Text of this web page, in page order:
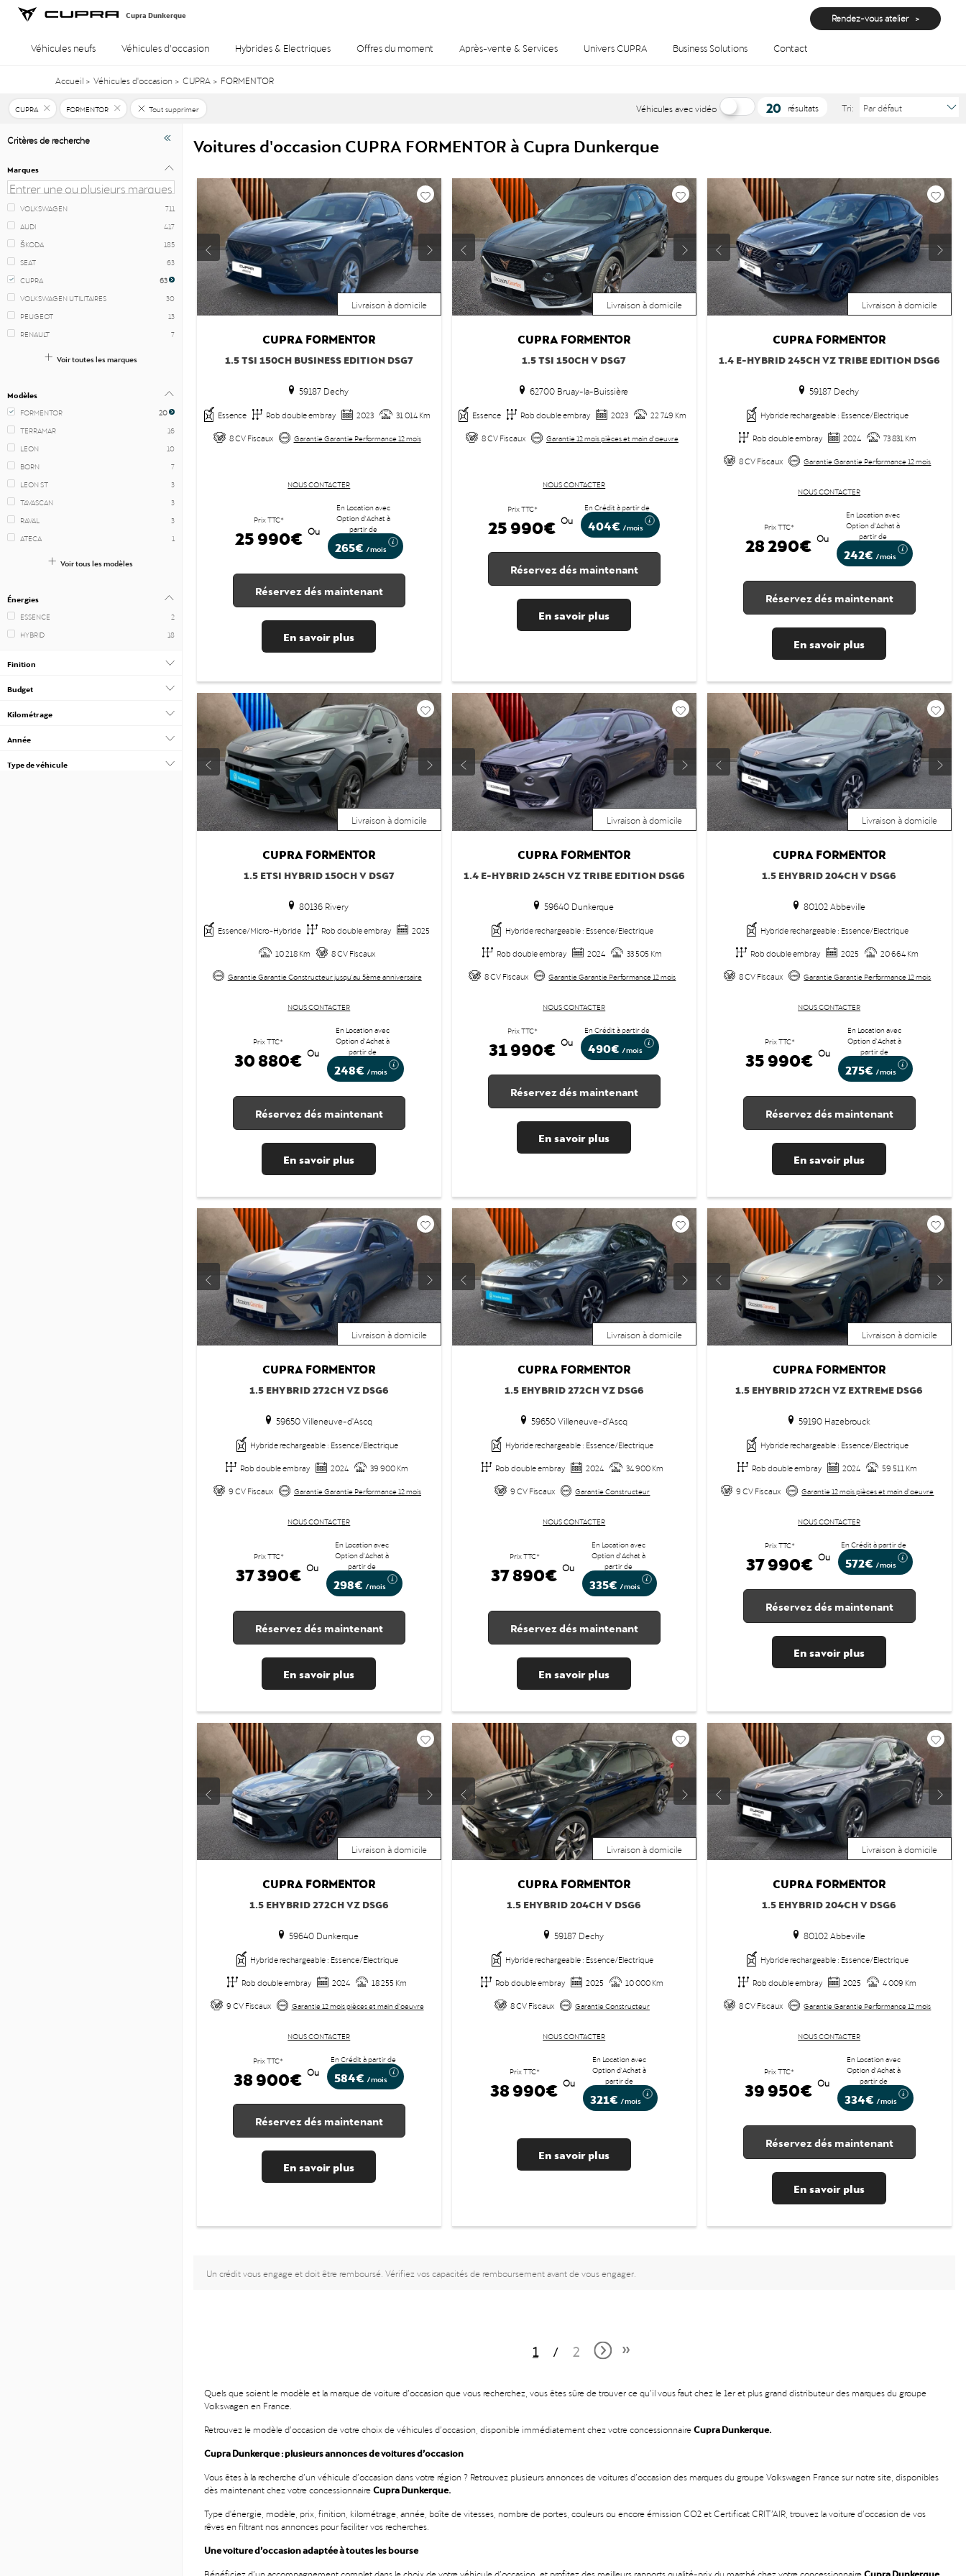
Cupra Dunkerque Rendez-vous atelier
Véhicules neufs Véhicules d’occasion Hybrides & Electriques Offres du moment Après-vente & Services Univers CUPRA Business Solutions Contact
Accueil > Véhicules d'occasion > CUPRA > FORMENTOR
CUPRA FORMENTOR Tout supprimer Tri: Par défaut
Véhicules avec vidéo 20 résultats
Critères de recherche
Marques
VOLKSWAGEN
711
AUDI
417
ŠKODA
185
SEAT
63
CUPRA
63
VOLKSWAGEN UTILITAIRES
30
PEUGEOT
13
RENAULT
7
Voir toutes les marques
Modèles
FORMENTOR
20
TERRAMAR
16
LEON
10
BORN
7
LEON ST
3
TAVASCAN
3
RAVAL
3
ATECA
1
Voir tous les modèles
Énergies
ESSENCE
2
HYBRID
18
Finition
Budget
Kilométrage
Année
Type de véhicule
Voitures d'occasion CUPRA FORMENTOR à Cupra Dunkerque
Livraison à domicile
CUPRA FORMENTOR
1.5 TSI 150CH BUSINESS EDITION DSG7
59187 Dechy
Essence Rob double embray 2023
31 014 Km
8 CV Fiscaux
Garantie Garantie Performance 12 mois
NOUS CONTACTER
Prix TTC*
25 990€ Ou
En Location avec
Option d'Achat à
partir de
265€ /mois
Réservez dés maintenant
En savoir plus
Livraison à domicile
CUPRA FORMENTOR
1.5 TSI 150CH V DSG7
62700 Bruay-la-Buissière
Essence Rob double embray 2023
22 749 Km
8 CV Fiscaux
Garantie 12 mois pièces et main d'oeuvre
NOUS CONTACTER
Prix TTC*
25 990€ Ou
En Crédit à partir de
404€ /mois
Réservez dés maintenant
En savoir plus
Livraison à domicile
CUPRA FORMENTOR
1.4 E-HYBRID 245CH VZ TRIBE EDITION DSG6
59187 Dechy
Hybride rechargeable : Essence/Electrique
Rob double embray
2024
73 831 Km
8 CV Fiscaux
Garantie Garantie Performance 12 mois
NOUS CONTACTER
Prix TTC*
28 290€ Ou
En Location avec
Option d'Achat à
partir de
242€ /mois
Réservez dés maintenant
En savoir plus
Livraison à domicile
CUPRA FORMENTOR
1.5 ETSI HYBRID 150CH V DSG7
80136 Rivery
Essence/Micro-Hybride Rob double embray
2025
10 218 Km
8 CV Fiscaux
Garantie Garantie Constructeur jusqu'au 5ème anniversaire
NOUS CONTACTER
Prix TTC*
30 880€ Ou
En Location avec
Option d'Achat à
partir de
248€ /mois
Réservez dés maintenant
En savoir plus
Livraison à domicile
CUPRA FORMENTOR
1.4 E-HYBRID 245CH VZ TRIBE EDITION DSG6
59640 Dunkerque
Hybride rechargeable : Essence/Electrique
Rob double embray
2024
33 505 Km
8 CV Fiscaux
Garantie Garantie Performance 12 mois
NOUS CONTACTER
Prix TTC*
31 990€ Ou
En Crédit à partir de
490€ /mois
Réservez dés maintenant
En savoir plus
Livraison à domicile
CUPRA FORMENTOR
1.5 EHYBRID 204CH V DSG6
80102 Abbeville
Hybride rechargeable : Essence/Electrique
Rob double embray
2025
20 664 Km
8 CV Fiscaux
Garantie Garantie Performance 12 mois
NOUS CONTACTER
Prix TTC*
35 990€ Ou
En Location avec
Option d'Achat à
partir de
275€ /mois
Réservez dés maintenant
En savoir plus
Livraison à domicile
CUPRA FORMENTOR
1.5 EHYBRID 272CH VZ DSG6
59650 Villeneuve-d'Ascq
Hybride rechargeable : Essence/Electrique
Rob double embray
2024
39 900 Km
9 CV Fiscaux
Garantie Garantie Performance 12 mois
NOUS CONTACTER
Prix TTC*
37 390€ Ou
En Location avec
Option d'Achat à
partir de
298€ /mois
Réservez dés maintenant
En savoir plus
Livraison à domicile
CUPRA FORMENTOR
1.5 EHYBRID 272CH VZ DSG6
59650 Villeneuve-d'Ascq
Hybride rechargeable : Essence/Electrique
Rob double embray
2024
34 900 Km
9 CV Fiscaux
Garantie Constructeur
NOUS CONTACTER
Prix TTC*
37 890€ Ou
En Location avec
Option d'Achat à
partir de
335€ /mois
Réservez dés maintenant
En savoir plus
Livraison à domicile
CUPRA FORMENTOR
1.5 EHYBRID 272CH VZ EXTREME DSG6
59190 Hazebrouck
Hybride rechargeable : Essence/Electrique
Rob double embray
2024
59 511 Km
9 CV Fiscaux
Garantie 12 mois pièces et main d'oeuvre
NOUS CONTACTER
Prix TTC*
37 990€ Ou
En Crédit à partir de
572€ /mois
Réservez dés maintenant
En savoir plus
Livraison à domicile
CUPRA FORMENTOR
1.5 EHYBRID 272CH VZ DSG6
59640 Dunkerque
Hybride rechargeable : Essence/Electrique
Rob double embray
2024
18 255 Km
9 CV Fiscaux
Garantie 12 mois pièces et main d'oeuvre
NOUS CONTACTER
Prix TTC*
38 900€ Ou
En Crédit à partir de
584€ /mois
Réservez dés maintenant
En savoir plus
Livraison à domicile
CUPRA FORMENTOR
1.5 EHYBRID 204CH V DSG6
59187 Dechy
Hybride rechargeable : Essence/Electrique
Rob double embray
2025
10 000 Km
8 CV Fiscaux
Garantie Constructeur
NOUS CONTACTER
Prix TTC*
38 990€ Ou
En Location avec
Option d'Achat à
partir de
321€ /mois
En savoir plus
Livraison à domicile
CUPRA FORMENTOR
1.5 EHYBRID 204CH V DSG6
80102 Abbeville
Hybride rechargeable : Essence/Electrique
Rob double embray
2025
4 009 Km
8 CV Fiscaux
Garantie Garantie Performance 12 mois
NOUS CONTACTER
Prix TTC*
39 950€ Ou
En Location avec
Option d'Achat à
partir de
334€ /mois
Réservez dés maintenant
En savoir plus
Un crédit vous engage et doit être remboursé. Vérifiez vos capacités de remboursement avant de vous engager.
1 2
Quels que soient le modèle et la marque de voiture d’occasion que vous recherchez, vous êtes sûre de trouver ce qu’il vous faut chez le 1er et plus grand distributeur des marques du groupe
Volkswagen en France.
Retrouvez le modèle d’occasion de votre choix de véhicules d’occasion, disponible immédiatement chez votre concessionnaireCupra Dunkerque.
Cupra Dunkerque : plusieurs annonces de voitures d’occasion
Vous êtes à la recherche d’un véhicule d’occasion dans votre région ? Retrouvez plusieurs annonces de voitures d’occasion des marques du groupe Volkswagen France sur notre site, disponibles
dès maintenant chez votre concessionnaireCupra Dunkerque.
Type d'énergie, modèle, prix, finition, kilométrage, année, boîte de vitesses, nombre de portes, couleurs ou encore émission CO2 et Certificat CRIT’AIR, trouvez la voiture d’occasion de vos
rêves en filtrant nos annonces pour faciliter vos recherches.
Une voiture d’occasion adaptée à toutes les bourse
Bénéficiez d’un accompagnement complet dans le choix de votre véhicule d’occasion, et profitez des meilleurs rapports qualité-prix du marché chez votre concessionnaireCupra Dunkerque.